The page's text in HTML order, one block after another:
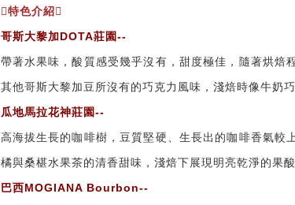
特色介紹
哥斯大黎加DOTA莊園--
帶著水果味，酸質感受幾乎沒有，甜度極佳，隨著烘焙
其他哥斯大黎加豆所沒有的巧克力風味，淺焙時像牛奶
瓜地馬拉花神莊園--
高海拔生長的咖啡樹，豆質堅硬、生長出的咖啡香氣較
橘與桑椹水果茶的清香甜味，淺焙下展現明亮乾淨的果酸
巴西MOGIANA Bourbon--